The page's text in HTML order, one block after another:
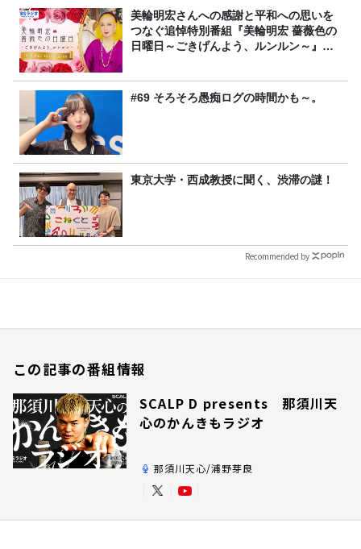
美輪明宏さんへの感謝と平和への思いを
つなぐ追悼特別番組『美輪明宏 薔薇色の
日曜日～ごきげんよう、ルンルン～』
#69 そろそろ愚痴ログの時間かも～。
東京大学・西成教授に聞く、渋滞の謎！
Recommended by
この記事の番組情報
SCALP D presents 那須川天
心のかんきもラジオ
那須川天心/浦野芽良